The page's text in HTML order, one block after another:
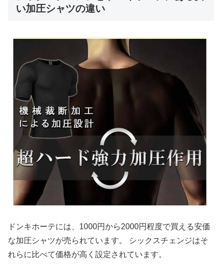
い加圧シャツの違い
ドンキホーテには、1000円から2000円程度で買える安価
な加圧シャツが売られています。 シックスチェンジはそ
れらに比べて価格が高く設定されています。